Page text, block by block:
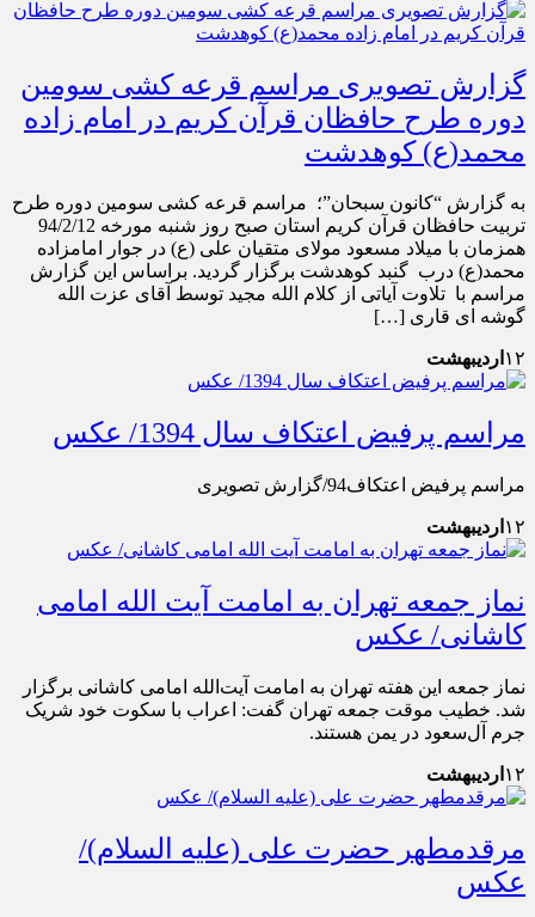
گزارش تصویری مراسم قرعه کشی سومین
دوره طرح حافظان قرآن کریم در امام زاده
محمد(ع) کوهدشت
به گزارش “کانون سبحان”؛ مراسم قرعه کشی سومین دوره طرح
تربیت حافظان قرآن کریم استان صبح روز شنبه مورخه 94/2/12
همزمان با میلاد مسعود مولای متقیان علی (ع) در جوار امامزاده
محمد(ع) درب گنبد کوهدشت برگزار گردید. براساس این گزارش
مراسم با تلاوت آیاتی از کلام الله مجید توسط آقای عزت الله
گوشه ای قاری […]
۱۲ اردیبهشت
مراسم پرفیض اعتکاف سال 1394/ عکس
مراسم پرفیض اعتکاف94/گزارش تصویری
۱۲ اردیبهشت
نماز جمعه تهران به امامت آیت الله امامی
کاشانی/ عکس
نماز جمعه این هفته تهران به امامت آیت‌الله امامی کاشانی برگزار
شد. خطیب موقت جمعه تهران گفت: اعراب با سکوت خود شریک
جرم آل‌سعود در یمن هستند.
۱۲ اردیبهشت
مرقدمطهر حضرت علی (علیه السلام)/
عکس